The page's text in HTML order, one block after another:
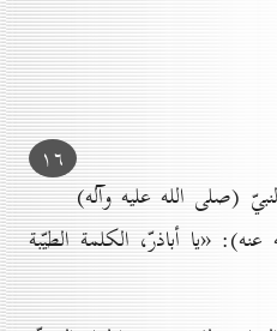
۱٦
(صلى الله عليه وآله)
«يا أباذرّ، الكلمة الطيّبة